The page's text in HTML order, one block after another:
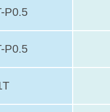
P0.5
P0.5